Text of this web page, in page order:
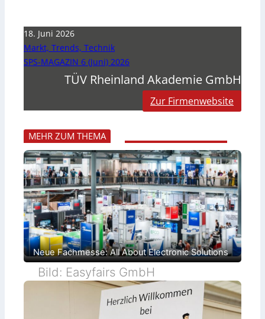
18. Juni 2026
Markt, Trends, Technik
SPS-MAGAZIN 6 (Juni) 2026
TÜV Rheinland Akademie GmbH
Zur Firmenwebsite
MEHR ZUM THEMA
Neue Fachmesse: All About Electronic Solutions
Bild: Easyfairs GmbH